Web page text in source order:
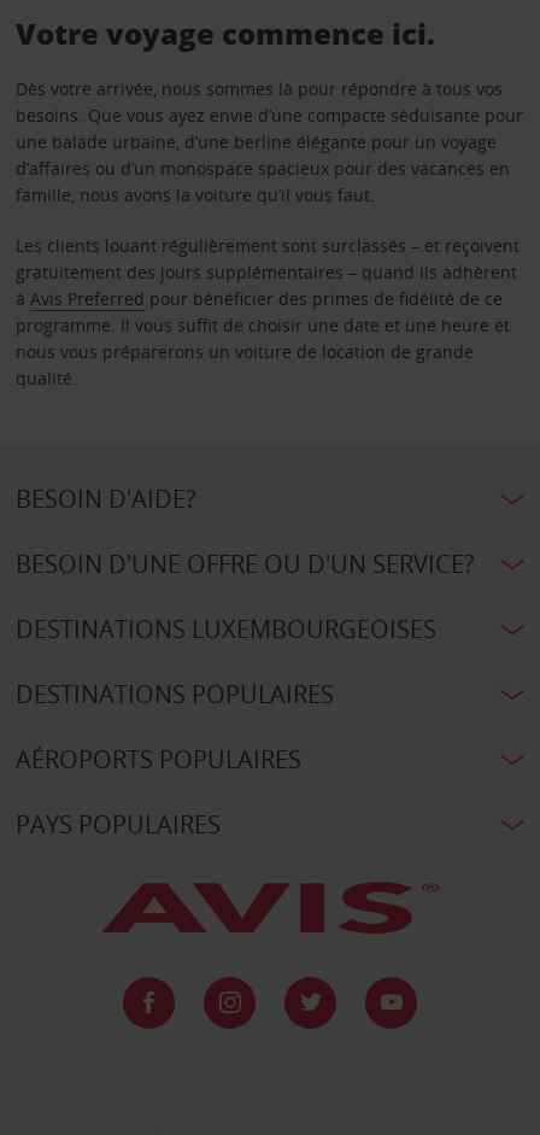
Votre voyage commence ici.
Dès votre arrivée, nous sommes là pour répondre à tous vos
besoins. Que vous ayez envie d’une compacte séduisante pour
une balade urbaine, d’une berline élégante pour un voyage
d’affaires ou d’un monospace spacieux pour des vacances en
famille, nous avons la voiture qu’il vous faut.
Les clients louant régulièrement sont surclassés – et reçoivent
gratuitement des jours supplémentaires – quand ils adhèrent
à Avis Preferred pour bénéficier des primes de fidélité de ce
programme. Il vous suffit de choisir une date et une heure et
nous vous préparerons un voiture de location de grande
qualité.
BESOIN D'AIDE?
BESOIN D'UNE OFFRE OU D'UN SERVICE?
DESTINATIONS LUXEMBOURGEOISES
DESTINATIONS POPULAIRES
AÉROPORTS POPULAIRES
PAYS POPULAIRES